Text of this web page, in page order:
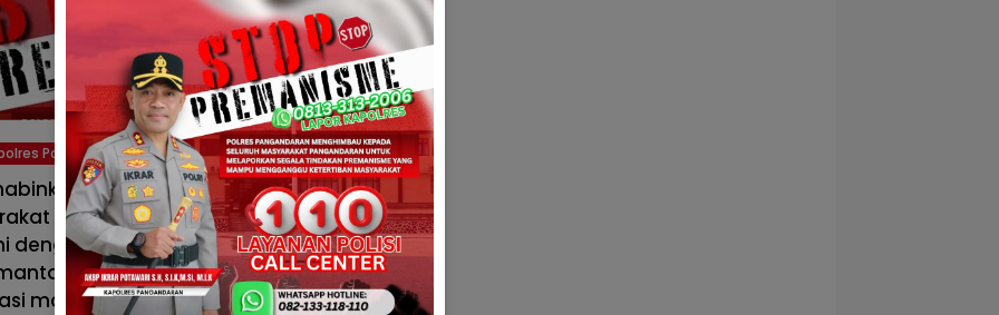
Pangandaran
melakukan sambang
guna menjalin komunikasi yang baik
warga binaan. Selain itu, kegiatan
situasi lingkungan dan
maupun aspirasi yang berkembang di